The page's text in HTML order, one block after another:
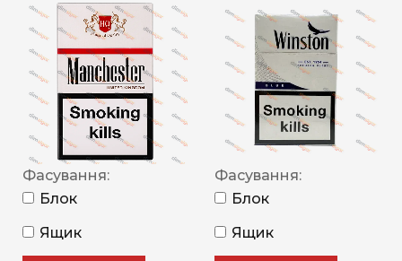
Фасування:
Блок
Ящик
Фасування:
Блок
Ящик